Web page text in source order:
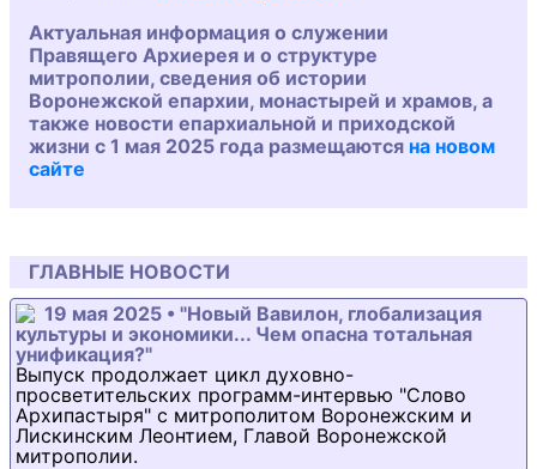
Актуальная информация о служении
Правящего Архиерея и о структуре
митрополии, сведения об истории
Воронежской епархии, монастырей и храмов, а
также новости епархиальной и приходской
жизни с 1 мая 2025 года размещаются на новом
сайте
ГЛАВНЫЕ НОВОСТИ
19 мая 2025 • "Новый Вавилон, глобализация
культуры и экономики... Чем опасна тотальная
унификация?"
Выпуск продолжает цикл духовно-
просветительских программ-интервью "Слово
Архипастыря" с митрополитом Воронежским и
Лискинским Леонтием, Главой Воронежской
митрополии.